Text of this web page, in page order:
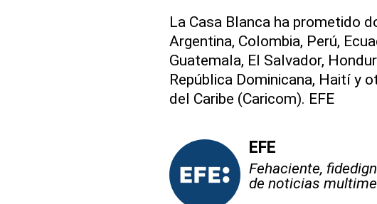
La Casa Blanca ha prometido
Argentina, Colombia, Perú,
Guatemala, El Salvador,
República Dominicana, Haití y
del Caribe (Caricom). EFE
EFE
Fehaciente,
de noticias